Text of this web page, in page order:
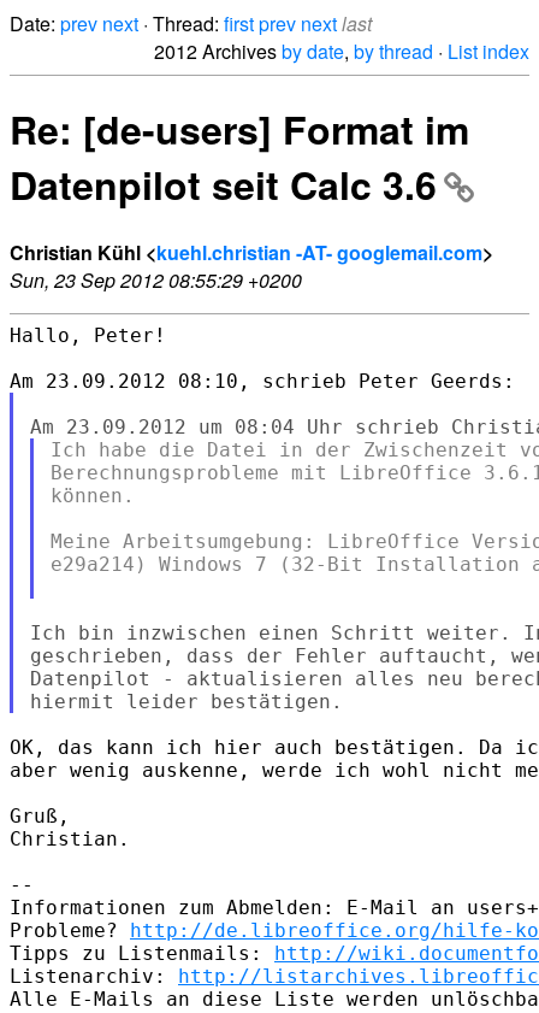
Date: prev next · Thread: firstprev nextlast
2012 Archivesby date, by thread · List index
Re: [de-users] Format im
Datenpilot seit Calc 3.6
Christian Kühl <kuehl.christian -AT- googlemail.com>
Sun, 23 Sep 2012 08:55:29 +0200
Hallo, Peter!
Ich habe die Datei in der Zwischenzeit
Berechnungsprobleme mit LibreOffice
können.
Meine Arbeitsumgebung: LibreOffice
e29a214) Windows 7 (32-Bit Installation
Ich bin inzwischen einen Schritt weiter.
geschrieben, dass der Fehler auftaucht,
Datenpilot - aktualisieren alles neu
OK, das kann ich hier auch bestätigen. Da
aber wenig auskenne, werde ich wohl nicht
Gruß,
Christian.
--
Informationen zum Abmelden: E-Mail an
Probleme? http://de.libreoffice.org/hilfe-
Tipps zu Listenmails: http://
Listenarchiv: http://